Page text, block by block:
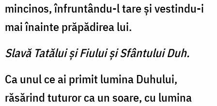
mincinos, înfruntându-l tare şi vestindu-i
mai înainte prăpădirea lui.
Slavă Tatălui şi Fiului şi Sfântului Duh.
Ca unul ce ai primit lumina Duhului,
răsărind tuturor ca un soare, cu lumina